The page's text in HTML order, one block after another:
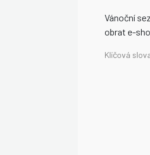
Vánoční
obrat e-
Klíčová